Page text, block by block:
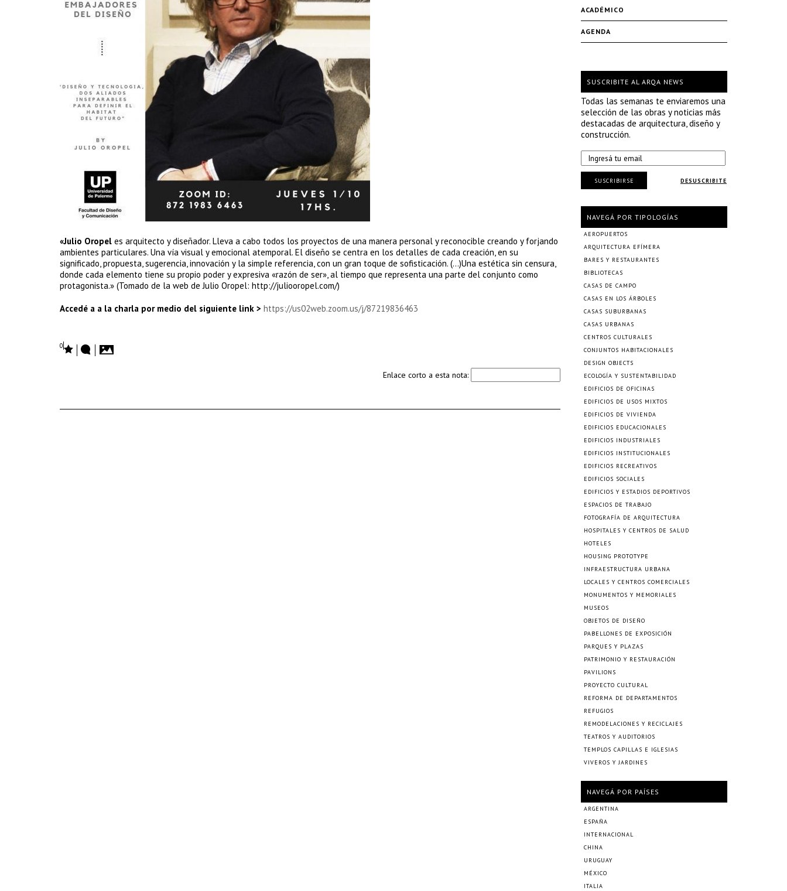
«Julio Oropel es arquitecto y diseñador. Lleva a cabo todos los proyectos de una manera personal y reconocible creando y forjando
ambientes particulares. Una vía visual y emocional atemporal. El diseño se centra en los detalles de cada creación, en su
significado, propuesta, sugerencia, innovación y la simple referencia, con un gran toque de sofisticación. (…)Una estética sin censura,
donde cada elemento tiene su propio poder y expresiva «razón de ser», al tiempo que representa una parte del conjunto como
protagonista.» (Tomado de la web de Julio Oropel: http://juliooropel.com/)
Accedé a a la charla por medio del siguiente link > https://us02web.zoom.us/j/87219836463
0
Enlace corto a esta nota:
ACADÉMICO
AGENDA
SUSCRIBITE AL ARQA NEWS
Todas las semanas te enviaremos una
selección de las obras y noticias más
destacadas de arquitectura, diseño y
construcción.
DESUSCRIBITE
SUSCRIBIRSE
NAVEGÁ POR TIPOLOGÍAS
AEROPUERTOS
ARQUITECTURA EFÍMERA
BARES Y RESTAURANTES
BIBLIOTECAS
CASAS DE CAMPO
CASAS EN LOS ÁRBOLES
CASAS SUBURBANAS
CASAS URBANAS
CENTROS CULTURALES
CONJUNTOS HABITACIONALES
DESIGN OBJECTS
ECOLOGÍA Y SUSTENTABILIDAD
EDIFICIOS DE OFICINAS
EDIFICIOS DE USOS MIXTOS
EDIFICIOS DE VIVIENDA
EDIFICIOS EDUCACIONALES
EDIFICIOS INDUSTRIALES
EDIFICIOS INSTITUCIONALES
EDIFICIOS RECREATIVOS
EDIFICIOS SOCIALES
EDIFICIOS Y ESTADIOS DEPORTIVOS
ESPACIOS DE TRABAJO
FOTOGRAFÍA DE ARQUITECTURA
HOSPITALES Y CENTROS DE SALUD
HOTELES
HOUSING PROTOTYPE
INFRAESTRUCTURA URBANA
LOCALES Y CENTROS COMERCIALES
MONUMENTOS Y MEMORIALES
MUSEOS
OBJETOS DE DISEÑO
PABELLONES DE EXPOSICIÓN
PARQUES Y PLAZAS
PATRIMONIO Y RESTAURACIÓN
PAVILIONS
PROYECTO CULTURAL
REFORMA DE DEPARTAMENTOS
REFUGIOS
REMODELACIONES Y RECICLAJES
TEATROS Y AUDITORIOS
TEMPLOS CAPILLAS E IGLESIAS
VIVEROS Y JARDINES
NAVEGÁ POR PAÍSES
ARGENTINA
ESPAÑA
INTERNACIONAL
CHINA
URUGUAY
MÉXICO
ITALIA